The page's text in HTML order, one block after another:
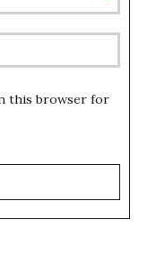
this browser for